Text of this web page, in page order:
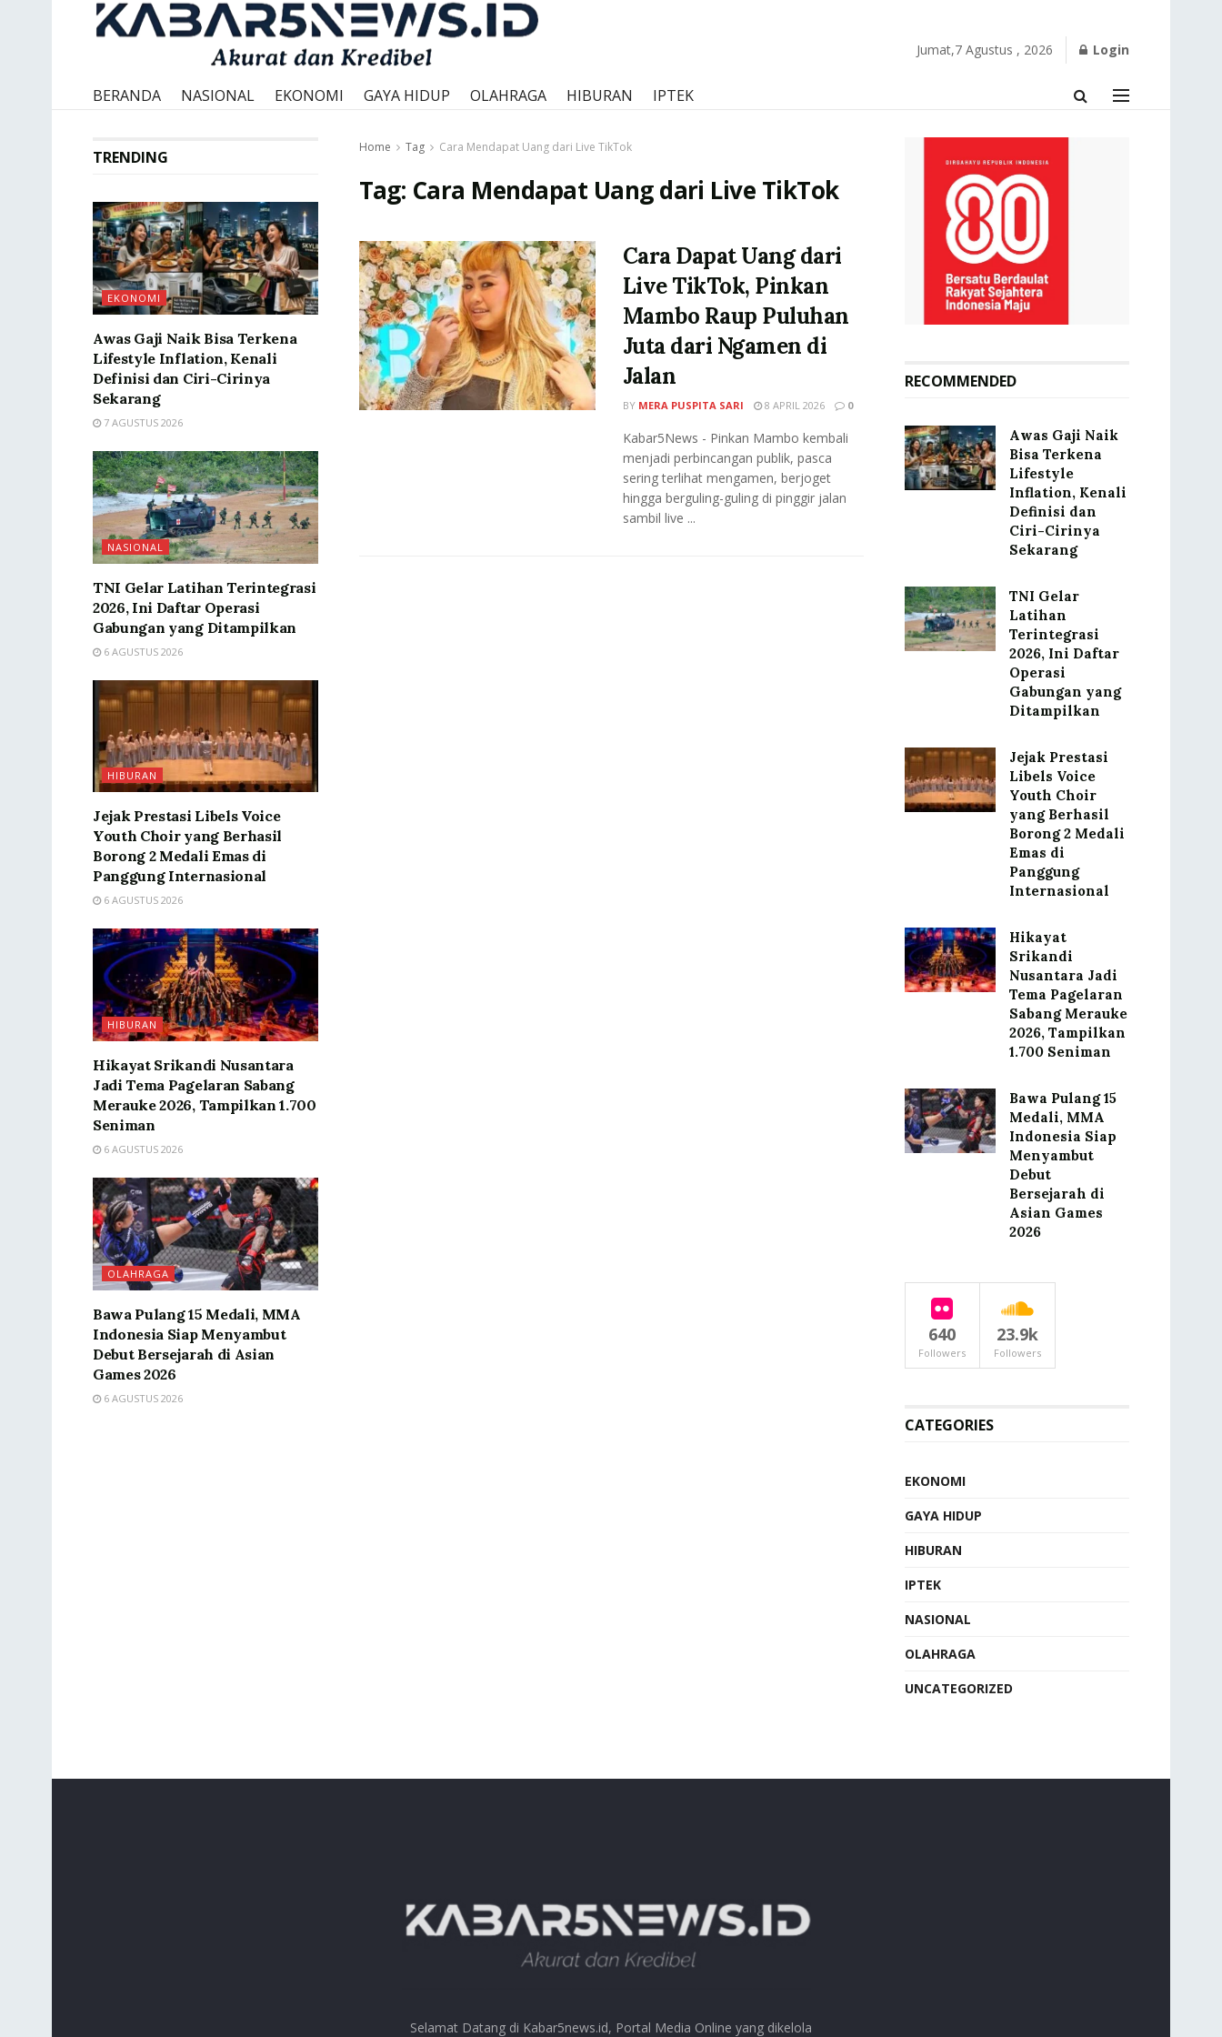
Jumat,7 Agustus , 2026 Login
BERANDA NASIONAL EKONOMI GAYA HIDUP OLAHRAGA HIBURAN IPTEK
Home Tag Cara Mendapat Uang dari Live TikTok
Tag: Cara Mendapat Uang dari Live TikTok
Cara Dapat Uang dari
Live TikTok, Pinkan
Mambo Raup Puluhan
Juta dari Ngamen di
Jalan
BY MERA PUSPITA SARI 8 APRIL 2026 0
Kabar5News - Pinkan Mambo kembali
menjadi perbincangan publik, pasca
sering terlihat mengamen, berjoget
hingga berguling-guling di pinggir jalan
sambil live ...
TRENDING
EKONOMI
Awas Gaji Naik Bisa Terkena
Lifestyle Inflation, Kenali
Definisi dan Ciri-Cirinya
Sekarang
7 AGUSTUS 2026
NASIONAL
TNI Gelar Latihan Terintegrasi
2026, Ini Daftar Operasi
Gabungan yang Ditampilkan
6 AGUSTUS 2026
HIBURAN
Jejak Prestasi Libels Voice
Youth Choir yang Berhasil
Borong 2 Medali Emas di
Panggung Internasional
6 AGUSTUS 2026
HIBURAN
Hikayat Srikandi Nusantara
Jadi Tema Pagelaran Sabang
Merauke 2026, Tampilkan 1.700
Seniman
6 AGUSTUS 2026
OLAHRAGA
Bawa Pulang 15 Medali, MMA
Indonesia Siap Menyambut
Debut Bersejarah di Asian
Games 2026
6 AGUSTUS 2026
RECOMMENDED
Awas Gaji Naik
Bisa Terkena
Lifestyle
Inflation, Kenali
Definisi dan
Ciri-Cirinya
Sekarang
TNI Gelar
Latihan
Terintegrasi
2026, Ini Daftar
Operasi
Gabungan yang
Ditampilkan
Jejak Prestasi
Libels Voice
Youth Choir
yang Berhasil
Borong 2 Medali
Emas di
Panggung
Internasional
Hikayat
Srikandi
Nusantara Jadi
Tema Pagelaran
Sabang Merauke
2026, Tampilkan
1.700 Seniman
Bawa Pulang 15
Medali, MMA
Indonesia Siap
Menyambut
Debut
Bersejarah di
Asian Games
2026
640
Followers
23.9k
Followers
CATEGORIES
EKONOMI
GAYA HIDUP
HIBURAN
IPTEK
NASIONAL
OLAHRAGA
UNCATEGORIZED
Selamat Datang di Kabar5news.id, Portal Media Online yang dikelola